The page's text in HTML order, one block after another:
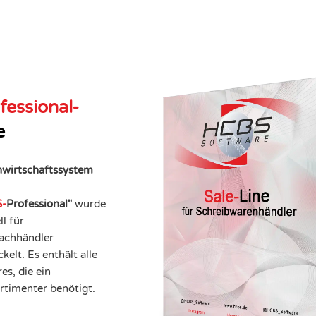
Professional" wurde
für
Es enthält alle
die ein
benötigt.